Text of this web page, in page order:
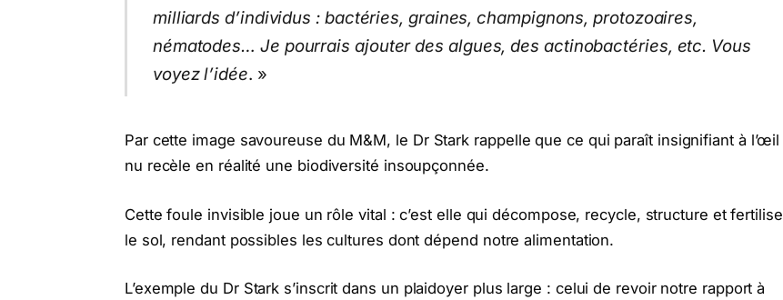
milliards d’individus : bactéries, graines, champignons, protozoaires,
nématodes… Je pourrais ajouter des algues, des actinobactéries, etc. Vous
voyez l’idée. »
Par cette image savoureuse du M&M, le Dr Stark rappelle que ce qui paraît insignifiant à l’œil
nu recèle en réalité une biodiversité insoupçonnée.
Cette foule invisible joue un rôle vital : c’est elle qui décompose, recycle, structure et fertilise
le sol, rendant possibles les cultures dont dépend notre alimentation.
L’exemple du Dr Stark s’inscrit dans un plaidoyer plus large : celui de revoir notre rapport à